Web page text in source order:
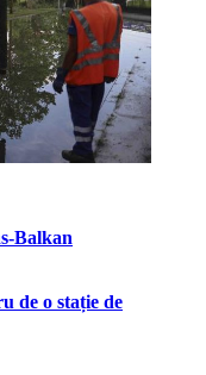
Balkan
de o stație de